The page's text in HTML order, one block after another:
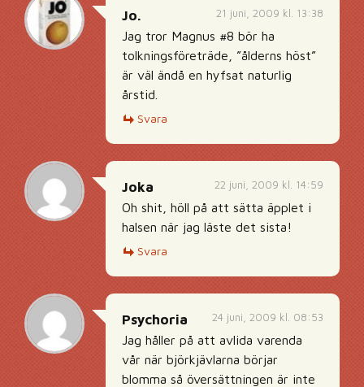
21 juni, 2009 kl. 13:38
Jo.
Jag tror Magnus #8 bör ha
tolkningsföreträde, ”ålderns höst”
är väl ändå en hyfsat naturlig
årstid.
Svara
22 juni, 2009 kl. 14:59
Joka
Oh shit, höll på att sätta äpplet i
halsen när jag läste det sista!
Svara
24 juni, 2009 kl. 08:53
Psychoria
Jag håller på att avlida varenda
vår när björkjävlarna börjar
blomma så översättningen är inte